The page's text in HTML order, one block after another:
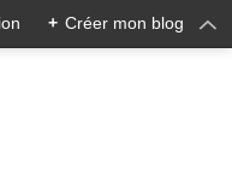
+ Créer mon blog